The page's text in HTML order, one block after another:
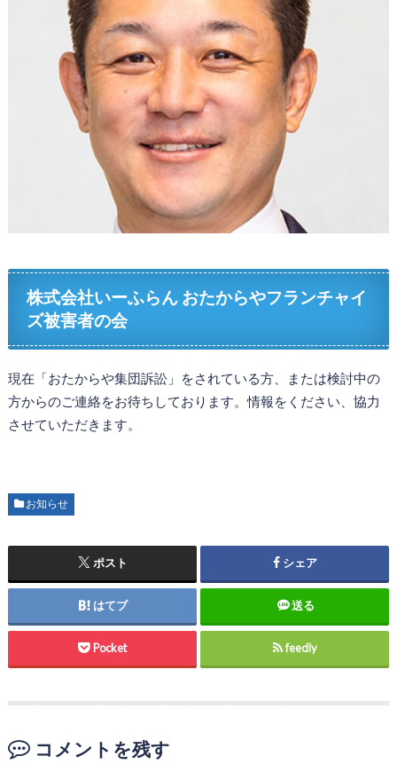
株式会社いーふらん おたからやフランチャイ
ズ被害者の会
現在「おたからや集団訴訟」をされている方、または検討中の
方からのご連絡をお待ちしております。情報をください、協力
させていただきます。
お知らせ
ポスト シェア
はてブ 送る
Pocket feedly
コメントを残す